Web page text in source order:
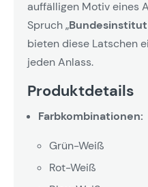
auffälligen Motiv eines
Spruch „
bieten diese Latschen
jeden Anlass.
Produktdetails
Farbkombinationen:
Grün-Weiß
Rot-Weiß